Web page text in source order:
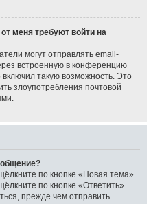
меня требуют войти на
могут отправлять email-
встроенную в конференцию
такую возможность. Это
злоупотребления почтовой
по кнопке «Новая тема».
по кнопке «Ответить».
прежде чем отправить